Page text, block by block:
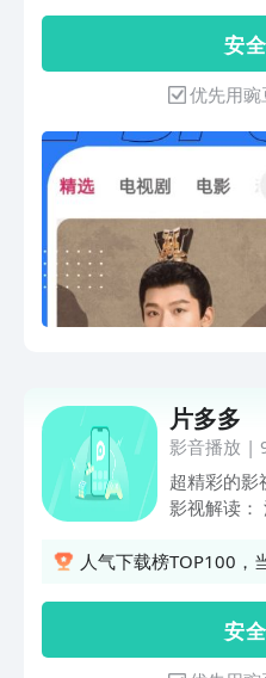
—— 影视综
这里，你
覆盖全网热
艺，帮你轻
决“好不好
析、预告解
无论你是古
灵异恐怖粉
这里找到同
爱表达的E
剪回顾、
看你想看的
的那群“对
安
优先用豌
片多多
影音播放 |
超精彩的影
影视解读：
内容，让你
品，考验
解开难题！
人气下载榜TOP100，
安